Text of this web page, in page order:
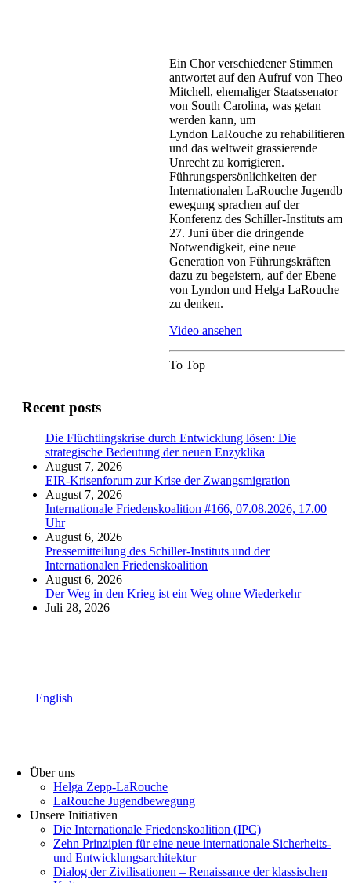
Ein Chor verschiedener Stimmen
antwortet auf den Aufruf von Theo
Mitchell, ehemaliger Staatssenator
von South Carolina, was getan
werden kann, um
Lyndon LaRouche zu rehabilitieren
und das weltweit grassierende
Unrecht zu korrigieren.
Führungspersönlichkeiten der
Internationalen LaRouche Jugendb
ewegung sprachen auf der
Konferenz des Schiller-Instituts am
27. Juni über die dringende
Notwendigkeit, eine neue
Generation von Führungskräften
dazu zu begeistern, auf der Ebene
von Lyndon und Helga LaRouche
zu denken.
Video ansehen
To Top
Recent posts
Die Flüchtlingskrise durch Entwicklung lösen: Die
strategische Bedeutung der neuen Enzyklika
August 7, 2026
EIR-Krisenforum zur Krise der Zwangsmigration
August 7, 2026
Internationale Friedenskoalition #166, 07.08.2026, 17.00
Uhr
August 6, 2026
Pressemitteilung des Schiller-Instituts und der
Internationalen Friedenskoalition
August 6, 2026
Der Weg in den Krieg ist ein Weg ohne Wiederkehr
Juli 28, 2026
English
Über uns
Helga Zepp-LaRouche
LaRouche Jugendbewegung
Unsere Initiativen
Die Internationale Friedenskoalition (IPC)
­Zehn Prinzipien für eine neue internationale Sicherheits-
und Entwicklungsarchitektur
Dialog der Zivilisationen – Renaissance der klassischen